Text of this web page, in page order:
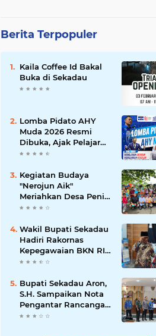
Berita Terpopuler
Kaila Coffee Id Bakal
Buka di Sekadau
Lomba Pidato AHY
Muda 2026 Resmi
Dibuka, Ajak Pelajar
Sekadau Suarakan
Depan Bangsa
Kegiatan Budaya
"Nerojun Aik"
Meriahkan Desa Peniti:
Tradisi Melayu yang
Wakil Bupati Sekadau
Hadiri Rakornas
Kepegawaian BKN RI
di Jakarta
Bupati Sekadau Aron,
S.H. Sampaikan Nota
Pengantar Rancangan
Awal RPJPD